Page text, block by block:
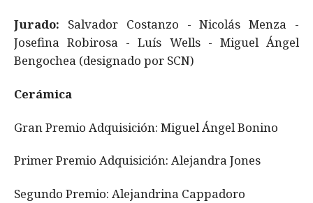
Jurado: Salvador Costanzo - Nicolás Menza -
Josefina Robirosa - Luís Wells - Miguel Ángel
Bengochea (designado por SCN)
Cerámica
Gran Premio Adquisición: Miguel Ángel Bonino
Primer Premio Adquisición: Alejandra Jones
Segundo Premio: Alejandrina Cappadoro